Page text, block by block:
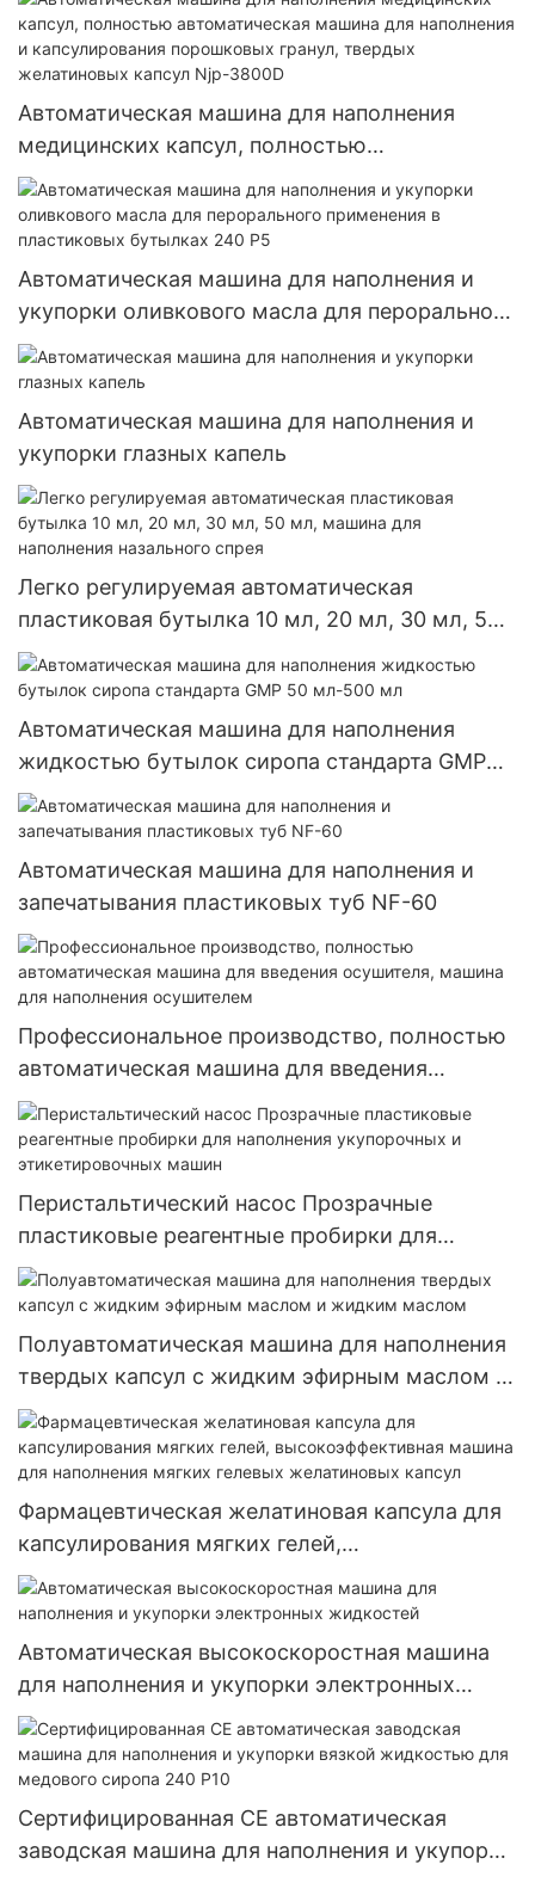
Автоматическая машина для наполнения
медицинских капсул, полностью
автоматическая машина для наполнения и
капсулирования порошковых гранул, твердых
желатиновых капсул Njp-3800D
Автоматическая машина для наполнения и
укупорки оливкового масла для перорального
применения в пластиковых бутылках 240 P5
Автоматическая машина для наполнения и
укупорки глазных капель
Легко регулируемая автоматическая
пластиковая бутылка 10 мл, 20 мл, 30 мл, 50
мл, машина для наполнения назального спрея
Автоматическая машина для наполнения
жидкостью бутылок сиропа стандарта GMP
50 мл-500 мл
Автоматическая машина для наполнения и
запечатывания пластиковых туб NF-60
Профессиональное производство, полностью
автоматическая машина для введения
осушителя, машина для наполнения
осушителем
Перистальтический насос Прозрачные
пластиковые реагентные пробирки для
наполнения укупорочных и этикетировочных
машин
Полуавтоматическая машина для наполнения
твердых капсул с жидким эфирным маслом и
жидким маслом
Фармацевтическая желатиновая капсула для
капсулирования мягких гелей,
высокоэффективная машина для наполнения
мягких гелевых желатиновых капсул
Автоматическая высокоскоростная машина
для наполнения и укупорки электронных
жидкостей
Сертифицированная CE автоматическая
заводская машина для наполнения и укупорки